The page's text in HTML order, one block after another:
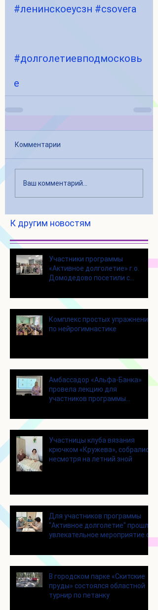
#ленинскоеусзн #csovera
#долголетиевподмосковь
е
Комментарии
Ваш комментарий...
К другим новостям
Участники программы
«Активное долголетие» г.о.
Домодедово посетили с
Щелково
Комплекс простых упражнений
по нейрогимнастике
Амбассадор «Альфа-Банка»
провела лекцию для
участников программы
Участницы клуба вязания
крючком «Кружева», собрались
несмотря на летний зной
Для участников программы
"Активное долголетие" прошло
увлекательное мероприятие с
играми
В городском парке «Скитские
пруды» состоялся областной
турнир по петанку